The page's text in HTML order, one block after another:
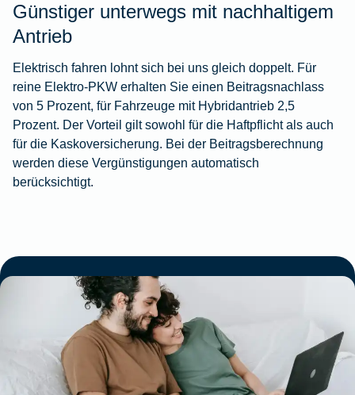
Günstiger unterwegs mit nachhaltigem
Antrieb
Elektrisch fahren lohnt sich bei uns gleich doppelt. Für
reine Elektro‑PKW erhalten Sie einen Beitragsnachlass
von 5 Prozent, für Fahrzeuge mit Hybridantrieb 2,5
Prozent. Der Vorteil gilt sowohl für die Haftpflicht als auch
für die Kaskoversicherung. Bei der Beitragsberechnung
werden diese Vergünstigungen automatisch
berücksichtigt.